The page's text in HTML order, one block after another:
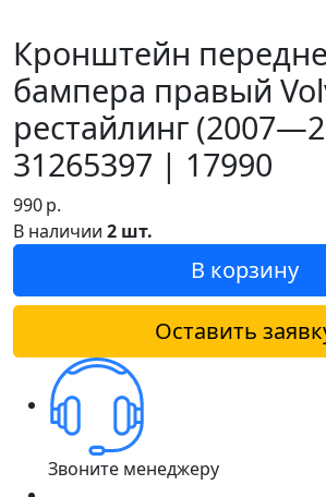
Кронштейн
бампера правый
рестайлинг
31265397 | 17990
990р.
В наличии 2 шт.
В корзину
Оставить
Звоните менеджеру